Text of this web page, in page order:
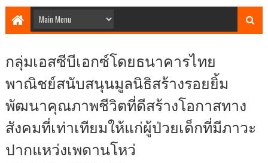
กลุ่มเอสซีบีเอกซ์โดยธนาคารไทย
พาณิชย์สนับสนุนมูลนิธิสร้างรอยยิ้ม
พัฒนาคุณภาพชีวิตที่ดีสร้างโอกาสทาง
สังคมที่เท่าเทียมให้แก่ผู้ป่วยเด็กที่มีภาวะ
ปากแหว่งเพดานโหว่